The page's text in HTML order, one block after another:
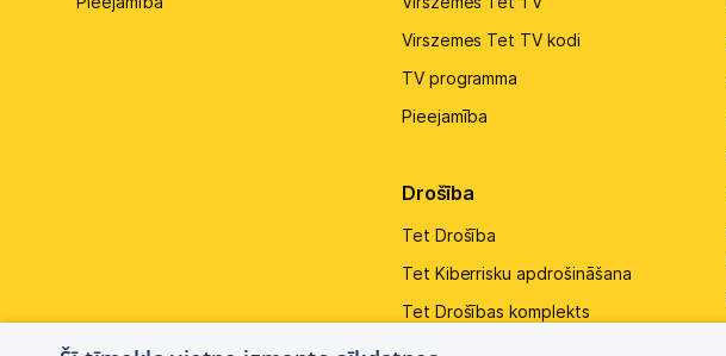
Virszemes Tet TV kodi
TV programma
Pieejamība
Drošība
Tet Drošība
Tet Kiberrisku apdrošināšana
Tet Drošības komplekts